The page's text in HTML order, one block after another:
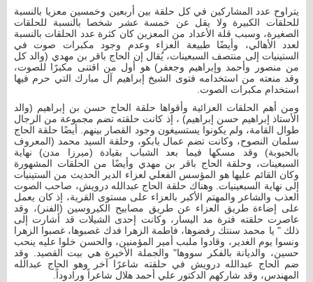
يتراوح عدد المشاركين في كل حلقة بين أربعين وخمسين معزيا بالنسبة
للحلقات الكبيرة ولا يقل عن خمسة عشر شخصا بالنسبة للحلقات
الصغيرة، وسبب قلة الأعداد من المعزين كان كثرة عدد الحلقات بالنسبة
لعدد الأهالي، وأيضًا طبيعة العزاء وعدم وجود مكبرات صوت في
الستينيات إلى منتصف السبعينات، يُقال إن الحاج باقر بن مهدي (والد كل
من منصور وأحمد وإبراهيم وجعفر) هو أول من اقتنى مكبرًا للصوت،
وقد منعته من استخدامه فتوى الشيخ إبراهيم آل مبارك التي حرم فيها
استخدام مكبرات الصوت.
ومن أهم الحلقات العزائية وأقواها حلقة الحاج حسن بن إبراهيم (والد
الأستاذ إبراهيم حسن إبراهيم) ، إذ كانت حلقته تضم مجموعة من الرجال
طوال القامة، ولم يكونوا يستسيغون وجود القصار بينهم. أيضًا حلقة الحاج
سلمان النصوح، وكانت تضم عمال بابكو، وحلقة السيد محمد (المعروف
بالحبوبة) وقد مسكها فيما بعد الشباب بقيادة (ميرزا مدن) نهاية
السبعينات، وحلقة الحاج باقر بن مهدي وأيضًا من الحلقات المشهورة
وكان القائم عليها هو المؤسس الفعلي لعزاء الدير الحديث من الستينيات
إلى نهاية السبعينيات. وهناك حلقة الحاج عبدالله درويش، صاحب الصوت
العذب والشاعر والمهتم الأكبر بالعزاء على مستوى القرية، إذ كان يعمل
على إضاءة طريق العزاء عن طريق مصابيح الكيروسين (الفنر)، وقد
عاصرت حلقته فترة مد اليسار، وكانت إحدى الشيلات قد أشارت إلى
ذلك " يا محمد سنتك رفضوها، فاطمة الزهرا فدك غصبوها، غصبوا الزهرا
ونسوا يوم الغدير، وقادوا ملبب أمير المؤمنين، والحسن خلوا عليه ينحب
حسين، والديانة بالفكر سووها" والجملة الأخيرة هي بيت القصيد. وقد
ضم الحاج عبدالله درويش في حلقته شاعرًا آخر وهو الحاج عبدالله
المهندس، وقد شاركهم الدكتور علي أحمد هلال شاعراً ورادوداً.